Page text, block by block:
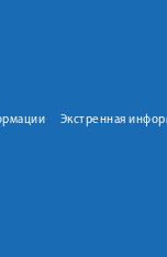
Экстренная